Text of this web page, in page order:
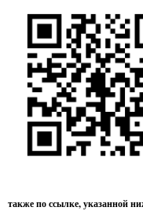
также по ссылке, указанной